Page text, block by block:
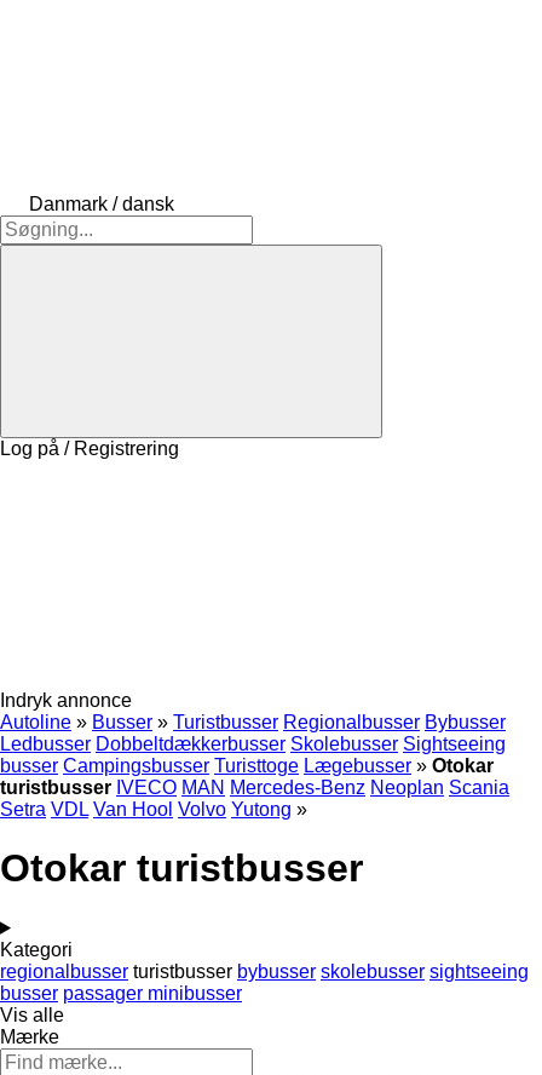
Danmark / dansk
Log på / Registrering
Indryk annonce
Autoline » Busser » Turistbusser Regionalbusser Bybusser
Ledbusser Dobbeltdækkerbusser Skolebusser Sightseeing
busser Campingsbusser Turisttoge Lægebusser » Otokar
turistbusser IVECO MAN Mercedes-Benz Neoplan Scania
Setra VDL Van Hool Volvo Yutong »
Otokar turistbusser
Kategori
regionalbusser turistbusser bybusser skolebusser sightseeing
busser passager minibusser
Vis alle
Mærke